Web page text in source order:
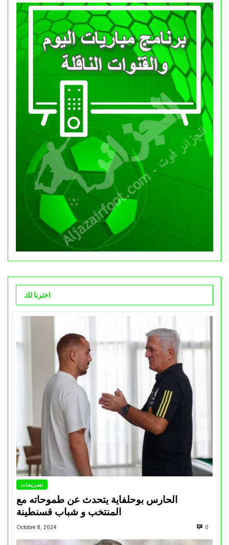
اخترنا لك
تصريحات
الحارس بوحلفاية يتحدث عن طموحاته مع
المنتخب و شباب قسنطينة
Octobre 8, 2024 0